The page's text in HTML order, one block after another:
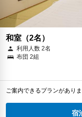
和室（2名）
利用人数 2名
布団 2組
ご案内できるプランがあり
宿